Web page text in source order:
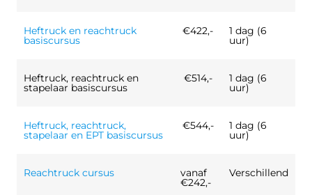
Heftruck en reachtruck
basiscursus
€422,- 1 dag (6
uur)
Heftruck, reachtruck en
stapelaar basiscursus
€514,- 1 dag (6
uur)
Heftruck, reachtruck,
stapelaar en EPT basiscursus
€544,- 1 dag (6
uur)
Reachtruck cursus vanaf
€242,-
Verschillend